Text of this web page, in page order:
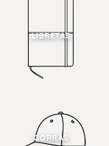
LIBRETAS
GORRAS